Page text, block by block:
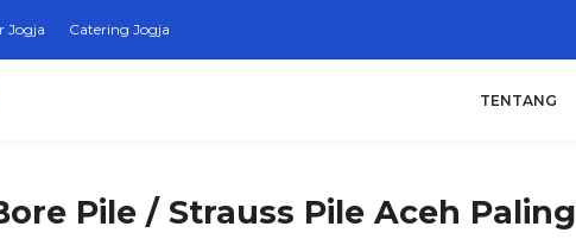
Jogja Catering Jogja
TENTANG
Pile / Strauss Pile Aceh Paling